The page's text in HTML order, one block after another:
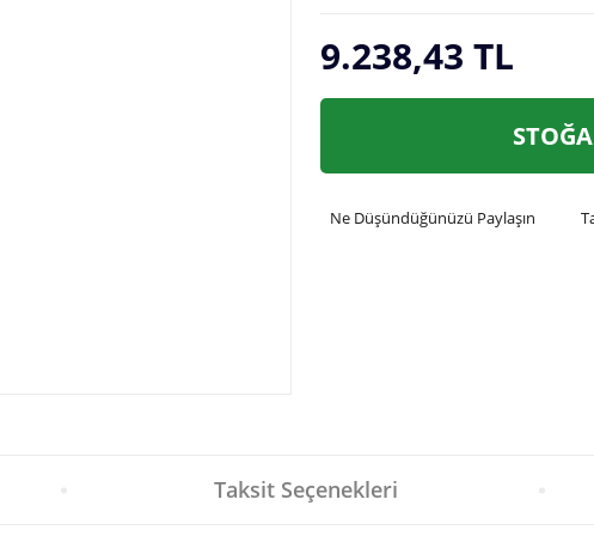
9.238,43 TL
Ne Düşündüğünüzü Paylaşın
Taksit Seçenekleri